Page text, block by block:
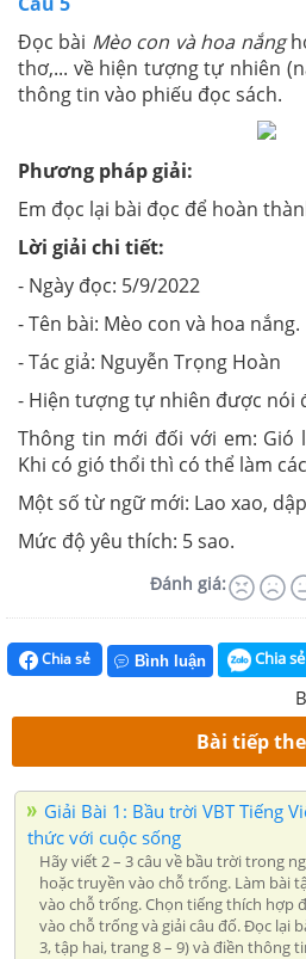
Đọc bài Mèo con và hoa nắng
thơ,... về hiện tượng tự nhiên
thông tin vào phiếu đọc sách.
Phương pháp giải:
Em đọc lại bài đọc để hoàn
Lời giải chi tiết:
- Ngày đọc: 5/9/2022
- Tên bài: Mèo con và hoa nắng.
- Tác giả: Nguyễn Trọng Hoàn
- Hiện tượng tự nhiên được nói
Thông tin mới đối với em:
Khi có gió thổi thì có thể làm
Một số từ ngữ mới: Lao xao,
Mức độ yêu thích: 5 sao.
Đánh giá:
Chia sẻ Bình luận Chia sẻ
Bài tiếp
Giải Bài 1: Bầu trời VBT Tiếng
thức với cuộc sống
Hãy viết 2 – 3 câu về bầu trời trong
hoặc truyền vào chỗ trống. Làm bài
vào chỗ trống. Chọn tiếng thích hợp
vào chỗ trống và giải câu đố. Đọc lại
3, tập hai, trang 8 – 9) và điền thông